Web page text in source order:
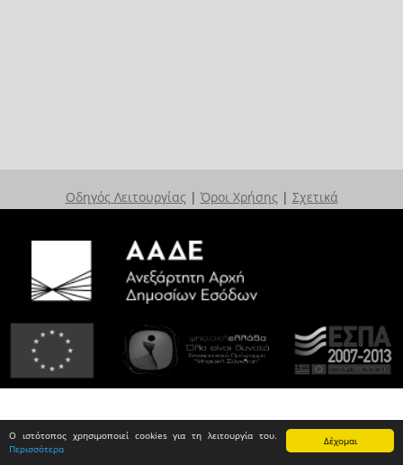
Δέχομαι
Ο ιστότοπος χρησιμοποιεί cookies για τη λειτουργία του.
Περισσότερα
Οδηγός Λειτουργίας | Όροι Χρήσης | Σχετικά